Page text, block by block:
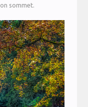
sommet.